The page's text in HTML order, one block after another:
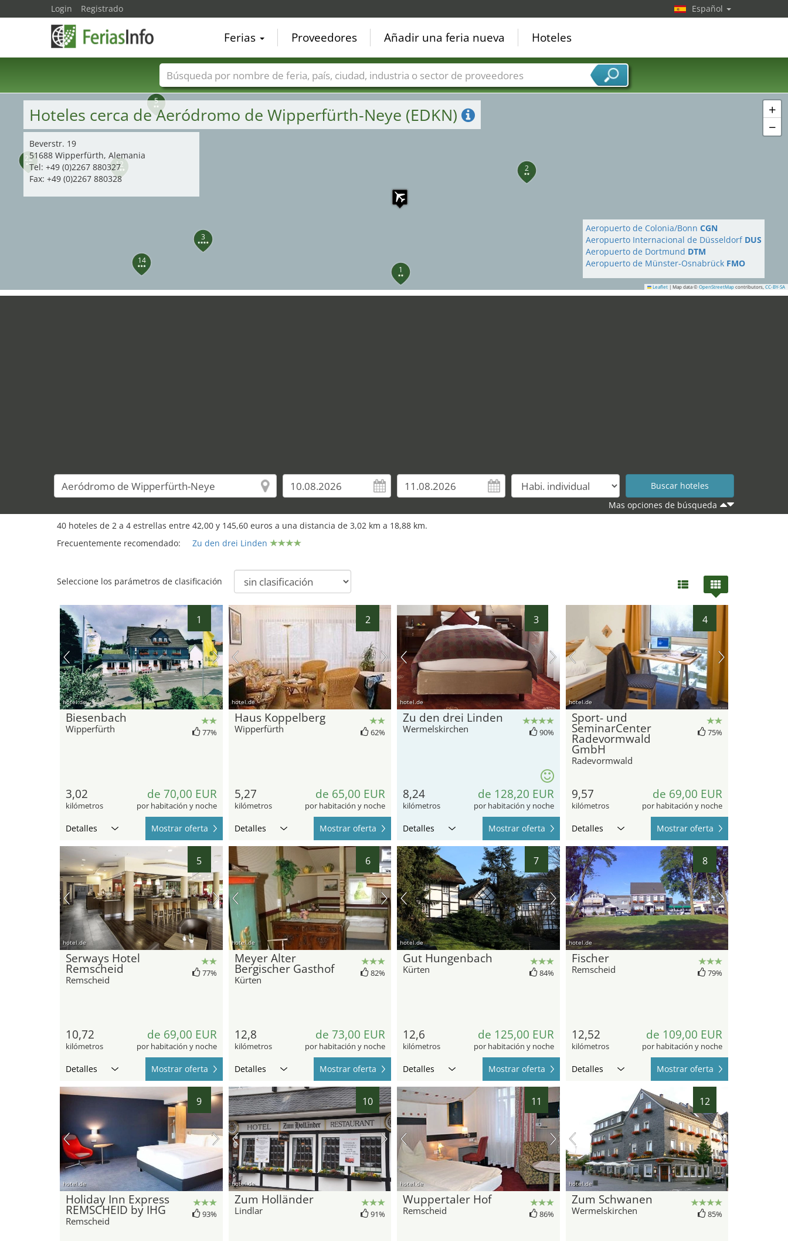
1
2
3
5
9
10
12
14
15
21
22
24
28
+
−
Leaflet | Map data © OpenStreetMap contributors, CC-BY-SA
Hoteles cerca de Aeródromo de Wipperfürth-Neye (EDKN)
Beverstr. 19
51688 Wipperfürth, Alemania
Tel: +49 (0)2267 880327
Fax: +49 (0)2267 880328
Aeropuerto de Colonia/Bonn CGN
Aeropuerto Internacional de Düsseldorf DUS
Aeropuerto de Dortmund DTM
Aeropuerto de Münster-Osnabrück FMO
Mas opciones de búsqueda
40 hoteles de 2 a 4 estrellas entre 42,00 y 145,60 euros a una distancia de 3,02 km a 18,88 km.
Frecuentemente recomendado:
Zu den drei Linden
Seleccione los parámetros de clasificación
1
hotel.de
Biesenbach
Wipperfürth 77%
3,02
kilómetros
de 70,00 EUR
por habitación y noche
Detalles Mostrar oferta
2
hotel.de
Haus Koppelberg
Wipperfürth 62%
5,27
kilómetros
de 65,00 EUR
por habitación y noche
Detalles Mostrar oferta
3
hotel.de
Zu den drei Linden
Wermelskirchen 90%
8,24
kilómetros
de 128,20 EUR
por habitación y noche
Detalles Mostrar oferta
4
hotel.de
Sport- und
SeminarCenter
Radevormwald
GmbH
Radevormwald
75%
9,57
kilómetros
de 69,00 EUR
por habitación y noche
Detalles Mostrar oferta
5
hotel.de
Serways Hotel
Remscheid
Remscheid
77%
10,72
kilómetros
de 69,00 EUR
por habitación y noche
Detalles Mostrar oferta
6
hotel.de
Meyer Alter
Bergischer Gasthof
Kürten
82%
12,8
kilómetros
de 73,00 EUR
por habitación y noche
Detalles Mostrar oferta
7
hotel.de
Gut Hungenbach
Kürten 84%
12,6
kilómetros
de 125,00 EUR
por habitación y noche
Detalles Mostrar oferta
8
hotel.de
Fischer
Remscheid 79%
12,52
kilómetros
de 109,00 EUR
por habitación y noche
Detalles Mostrar oferta
9
hotel.de
Holiday Inn Express
REMSCHEID by IHG
Remscheid
93%
10
hotel.de
Zum Holländer
Lindlar 91%
11
hotel.de
Wuppertaler Hof
Remscheid 86%
12
hotel.de
Zum Schwanen
Wermelskirchen 85%
Login Registrado Español
Ferias Proveedores Añadir una feria nueva Hoteles
Nombres de ferias Países Ciudades Sectores de ferias Sectores de proveedor de servicios